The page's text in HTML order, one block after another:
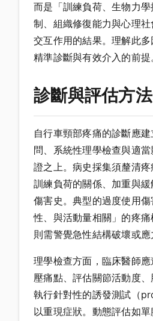
而是「訓練負荷、生物力
制、組織修復能力與心理
交互作用的結果。理解此
精準診斷與有效介入的前提
診斷與評估方法
自行車頸部疼痛的診斷應
問、系統性理學檢查與適
證之上。病史採集須釐清
訓練負荷的關係、加重與
傷害史。典型的過度使用
性、與活動量相關」的疼
則需警覺急性結構破壞或應
理學檢查方面，臨床醫師
壓痛點、評估關節活動度
執行針對性的誘發測試（
以重現症狀。動態評估如